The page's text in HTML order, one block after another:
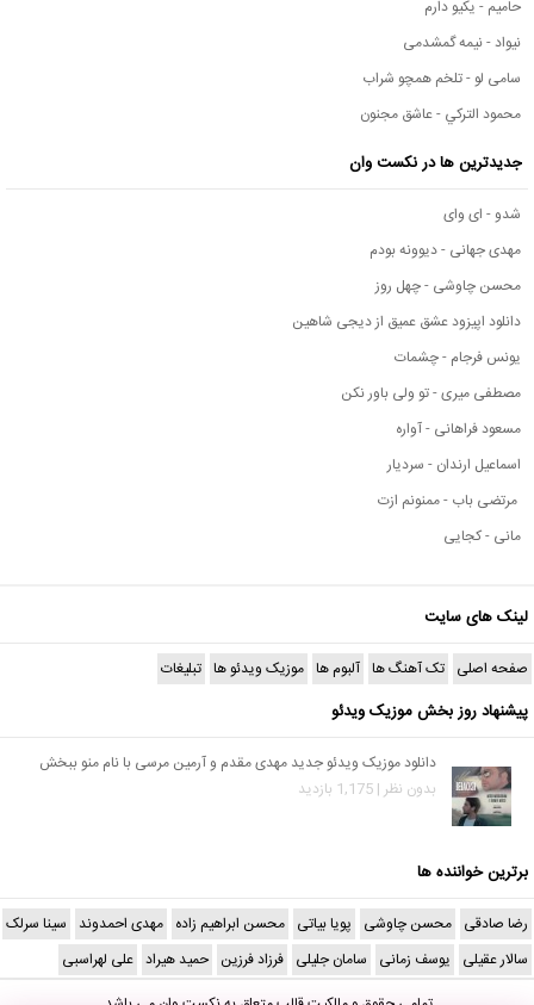
حامیم - یکیو دارم
نیواد - نیمه گمشدمی
سامی لو - تلخم همچو شراب
محمود التركي - عاشق مجنون
جدیدترین ها در نکست وان
شدو - ای وای
مهدی جهانی - دیوونه بودم
محسن چاوشی - چهل روز
دانلود اپیزود عشق عمیق از دیجی شاهین
یونس فرجام - چشمات
مصطفی میری - تو ولی باور نکن
مسعود فراهانی - آواره
اسماعیل ارندان - سردیار
مرتضی باب - ممنونم ازت
مانی - کجایی
لینک های سایت
صفحه اصلی تک آهنگ ها آلبوم ها موزیک ویدئو ها تبلیغات
پیشنهاد روز بخش موزیک ویدئو
دانلود موزیک ویدئو جدید مهدی مقدم و آرمین مرسی با نام منو ببخش
بدون نظر | 1,175 بازدید
برترین خواننده ها
رضا صادقی محسن چاوشی پویا بیاتی محسن ابراهیم زاده مهدی احمدوند سینا سرلک
سالار عقیلی یوسف زمانی سامان جلیلی فرزاد فرزین حمید هیراد علی لهراسبی